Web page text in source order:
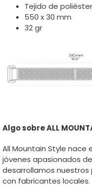
Tejido de
550 x 30 mm
32 gr
Algo sobre ALL
All Mountain Style nace
jóvenes apasionados de
desarrollamos
con fabricantes locales.